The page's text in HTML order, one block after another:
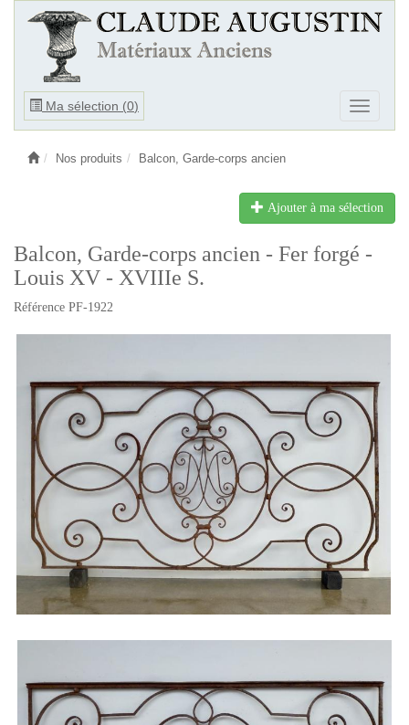
Ma sélection (0)
Ouvrir
Ouvrir
le
Nos produits Balcon, Garde-corps ancien
Ajouter à ma sélection
Balcon, Garde-corps ancien - Fer forgé -
Louis XV - XVIIIe S.
Référence PF-1922